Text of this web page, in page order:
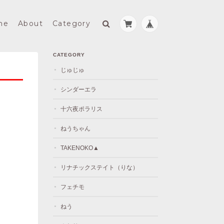
About Category
CATEGORY
じゅじゅ
シンダーエラ
十六夜ポラリス
ねうちゃん
TAKENOKO▲
リナチックステイト（りな）
フェチモ
ねう